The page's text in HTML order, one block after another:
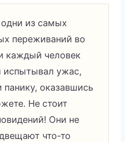
из самых
переживаний во
каждый человек
испытывал ужас,
панику, оказавшись
Не стоит
Они не
что-то